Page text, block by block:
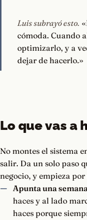
Luis subrayó esto.
cómoda. Cuando
optimizarlo, y a
dejar de hacerlo.»
Lo que vas a
No montes el sistema
salir. Da un solo paso
negocio, y empieza
Apunta una
haces y al lado
haces porque